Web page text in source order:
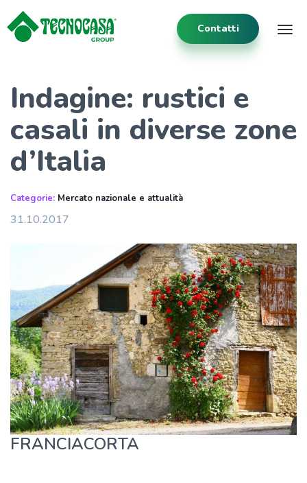
Contatti
Indagine: rustici e
casali in diverse zone
d’Italia
Categorie: Mercato nazionale e attualità
31.10.2017
FRANCIACORTA